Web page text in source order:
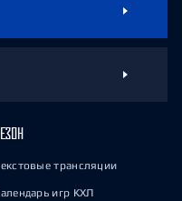
трансляции
игр КХЛ